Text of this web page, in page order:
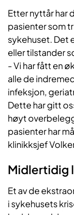
Etter nyttår har
pasienter som
sykehuset. Det
eller tilstander
- Vi har fått en
alle de
infeksjon,
Dette har gitt
høyt
pasienter har
klinikksjef
Midlertidig
Et av de
i sykehusets